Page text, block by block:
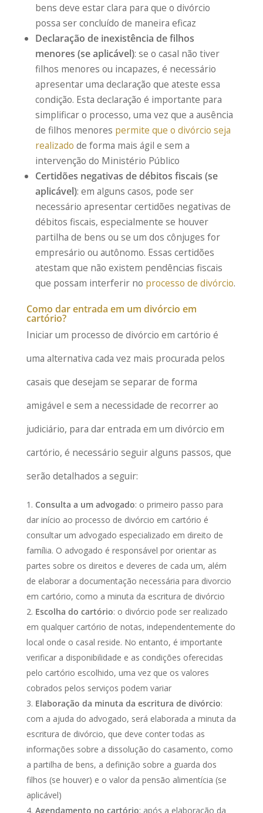
bens deve estar clara para que o divórcio
possa ser concluído de maneira eficaz
Declaração de inexistência de filhos
menores (se aplicável): se o casal não tiver
filhos menores ou incapazes, é necessário
apresentar uma declaração que ateste essa
condição. Esta declaração é importante para
simplificar o processo, uma vez que a ausência
de filhos menores permite que o divórcio seja
realizado de forma mais ágil e sem a
intervenção do Ministério Público
Certidões negativas de débitos fiscais (se
aplicável): em alguns casos, pode ser
necessário apresentar certidões negativas de
débitos fiscais, especialmente se houver
partilha de bens ou se um dos cônjuges for
empresário ou autônomo. Essas certidões
atestam que não existem pendências fiscais
que possam interferir no processo de divórcio.
Como dar entrada em um divórcio em
cartório?
Iniciar um processo de divórcio em cartório é
uma alternativa cada vez mais procurada pelos
casais que desejam se separar de forma
amigável e sem a necessidade de recorrer ao
judiciário, para dar entrada em um divórcio em
cartório, é necessário seguir alguns passos, que
serão detalhados a seguir:
Consulta a um advogado: o primeiro passo para
dar início ao processo de divórcio em cartório é
consultar um advogado especializado em direito de
família. O advogado é responsável por orientar as
partes sobre os direitos e deveres de cada um, além
de elaborar a documentação necessária para divorcio
em cartório, como a minuta da escritura de divórcio
Escolha do cartório: o divórcio pode ser realizado
em qualquer cartório de notas, independentemente do
local onde o casal reside. No entanto, é importante
verificar a disponibilidade e as condições oferecidas
pelo cartório escolhido, uma vez que os valores
cobrados pelos serviços podem variar
Elaboração da minuta da escritura de divórcio:
com a ajuda do advogado, será elaborada a minuta da
escritura de divórcio, que deve conter todas as
informações sobre a dissolução do casamento, como
a partilha de bens, a definição sobre a guarda dos
filhos (se houver) e o valor da pensão alimentícia (se
aplicável)
Agendamento no cartório: após a elaboração da